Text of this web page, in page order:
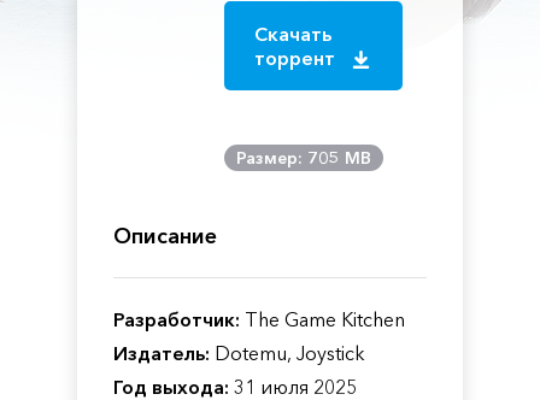
Скачать
торрент
Размер: 705 MB
Описание
Разработчик: The Game Kitchen
Издатель: Dotemu, Joystick
Год выхода: 31 июля 2025